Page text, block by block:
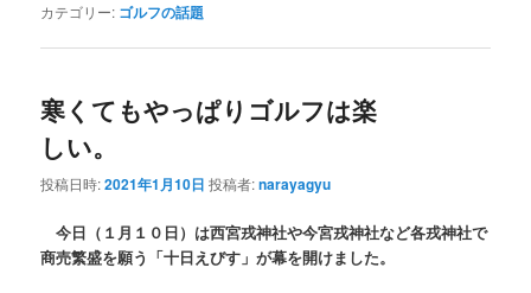
カテゴリー: ゴルフの話題
寒くてもやっぱりゴルフは楽
しい。
投稿日時:2021年1月10日 投稿者:narayagyu
今日（１月１０日）は西宮戎神社や今宮戎神社など各戎神社で
商売繁盛を願う「十日えびす」が幕を開けました。